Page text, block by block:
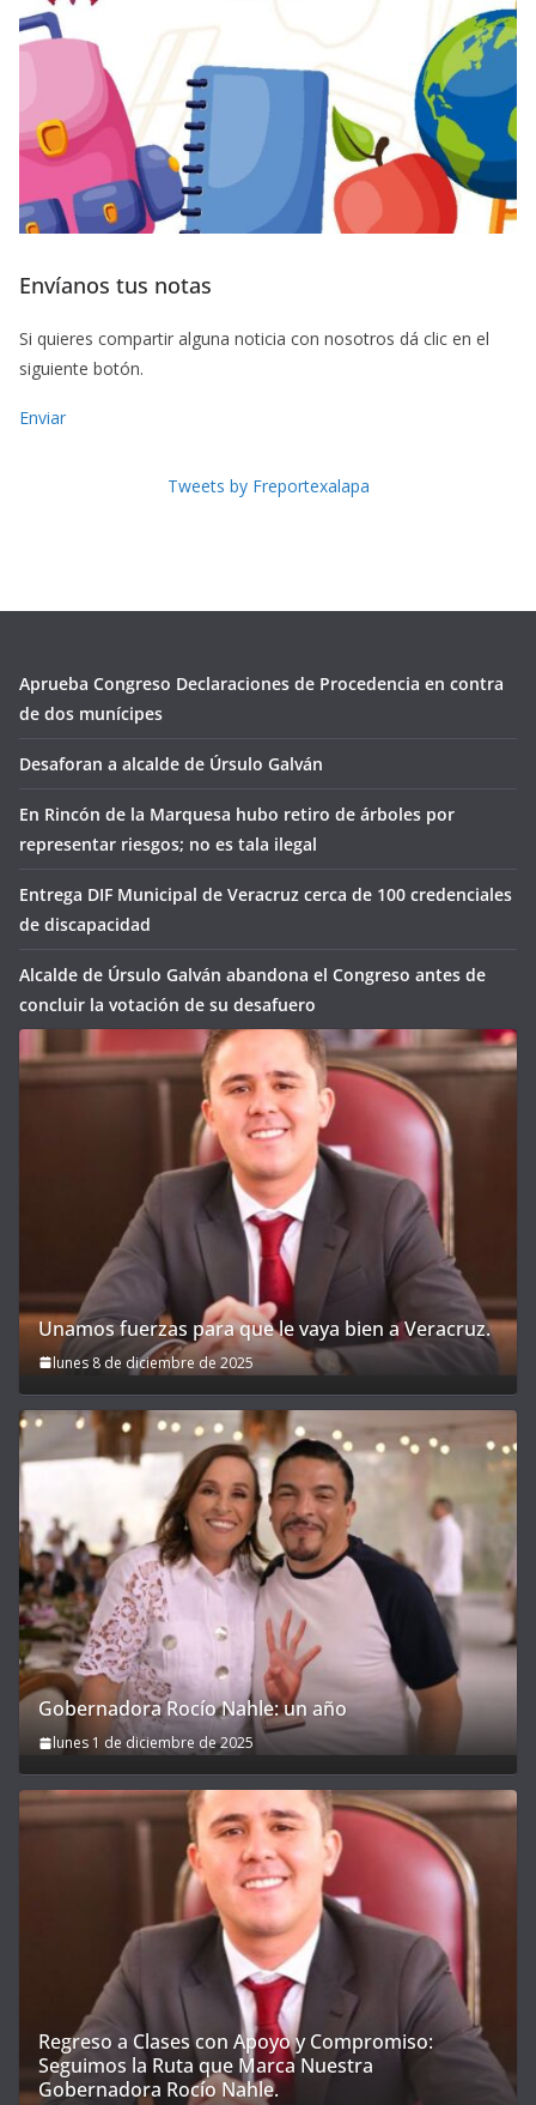
Envíanos tus notas
Si quieres compartir alguna noticia con nosotros dá clic en el
siguiente botón.
Enviar
Tweets by Freportexalapa
Aprueba Congreso Declaraciones de Procedencia en contra
de dos munícipes
Desaforan a alcalde de Úrsulo Galván
En Rincón de la Marquesa hubo retiro de árboles por
representar riesgos; no es tala ilegal
Entrega DIF Municipal de Veracruz cerca de 100 credenciales
de discapacidad
Alcalde de Úrsulo Galván abandona el Congreso antes de
concluir la votación de su desafuero
Unamos fuerzas para que le vaya bien a Veracruz.
lunes 8 de diciembre de 2025
Gobernadora Rocío Nahle: un año
lunes 1 de diciembre de 2025
Regreso a Clases con Apoyo y Compromiso:
Seguimos la Ruta que Marca Nuestra
Gobernadora Rocío Nahle.